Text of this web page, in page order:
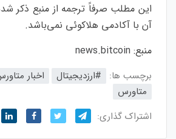
این مطلب صرفاً ترجمه از منبع ذکر
آن با آکادمی هلاکوئی نمی‌باشد.
منبع: news.bitcoin
برچسب ها: #ارزدیجیتال اخبار
متاورس
اشتراک گذاری: